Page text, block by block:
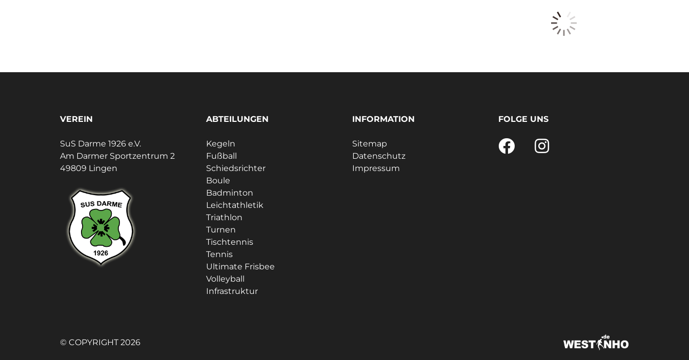
VEREIN
SuS Darme 1926 e.V.
Am Darmer Sportzentrum 2
49809 Lingen
ABTEILUNGEN
Kegeln
Fußball
Schiedsrichter
Boule
Badminton
Leichtathletik
Triathlon
Turnen
Tischtennis
Tennis
Ultimate Frisbee
Volleyball
Infrastruktur
INFORMATION
Sitemap
Datenschutz
Impressum
FOLGE UNS
© COPYRIGHT 2026